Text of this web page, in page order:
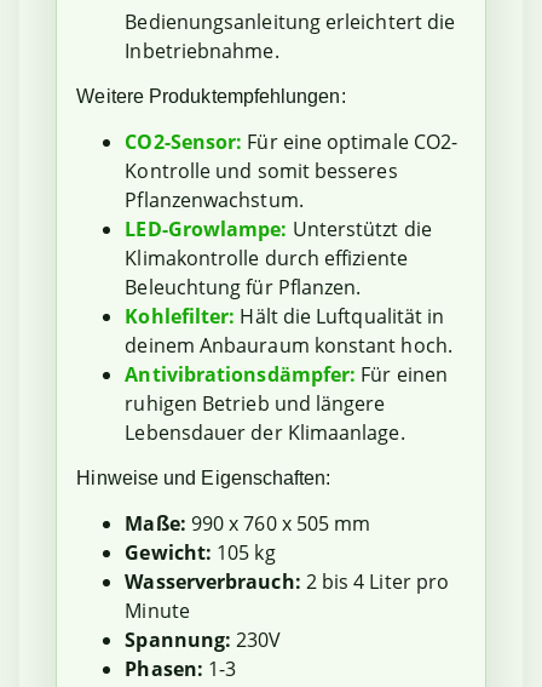
Bedienungsanleitung erleichtert die
Inbetriebnahme.
Weitere Produktempfehlungen:
CO2-Sensor: Für eine optimale CO2-
Kontrolle und somit besseres
Pflanzenwachstum.
LED-Growlampe: Unterstützt die
Klimakontrolle durch effiziente
Beleuchtung für Pflanzen.
Kohlefilter: Hält die Luftqualität in
deinem Anbauraum konstant hoch.
Antivibrationsdämpfer: Für einen
ruhigen Betrieb und längere
Lebensdauer der Klimaanlage.
Hinweise und Eigenschaften:
Maße: 990 x 760 x 505 mm
Gewicht: 105 kg
Wasserverbrauch: 2 bis 4 Liter pro
Minute
Spannung: 230V
Phasen: 1-3